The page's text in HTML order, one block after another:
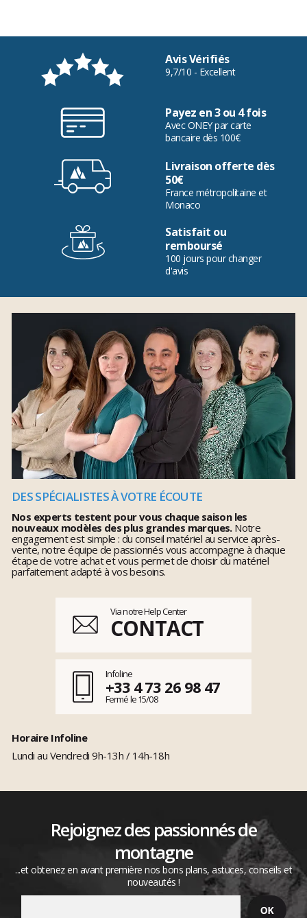
Avis Vérifiés
9,7/10 - Excellent
Payez en 3 ou 4 fois
Avec ONEY par carte
bancaire dès 100€
Livraison offerte dès
50€
France métropolitaine et
Monaco
Satisfait ou
remboursé
100 jours pour changer
d'avis
DES SPÉCIALISTES À VOTRE ÉCOUTE
Nos experts testent pour vous chaque saison les
nouveaux modèles des plus grandes marques.Notre
engagement est simple : du conseil matériel au service après-
vente, notre équipe de passionnés vous accompagne à chaque
étape de votre achat et vous permet de choisir du matériel
parfaitement adapté à vos besoins.
Via notre Help Center
CONTACT
Infoline
+33 4 73 26 98 47
Fermé le 15/08
Horaire Infoline
Lundi au Vendredi 9h-13h / 14h-18h
Rejoignez des passionnés de
montagne
...et obtenez en avant première nos bons plans, astuces, conseils et
nouveautés !